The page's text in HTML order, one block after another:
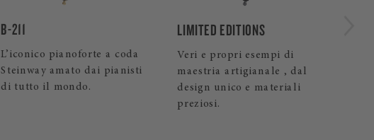
LIMITED EDITIONS
Veri e propri esempi di
maestria artigianale , dal
design unico e materiali
A-188
Il pianoforte a coda da
salotto che conquista per la
sua pienezza sonora.